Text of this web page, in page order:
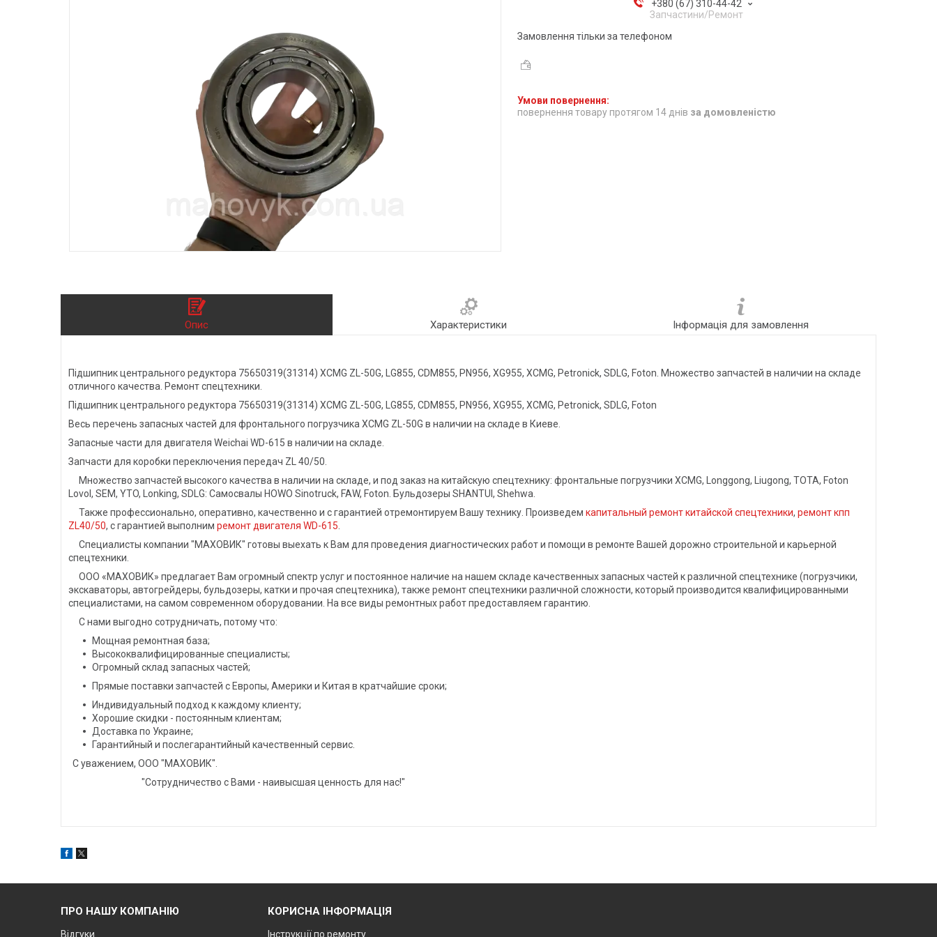
+380 (67) 310-44-42
Запчастини/Ремонт
Замовлення тільки за телефоном
повернення товару протягом 14 днів за домовленістю
Опис Характеристики Інформація для замовлення
Підшипник центрального редуктора 75650319(31314) XCMG ZL-50G, LG855, CDM855, PN956, XG955, XCMG, Petronick, SDLG, Foton. Множество запчастей в наличии на складе
отличного качества. Ремонт спецтехники.
Підшипник центрального редуктора 75650319(31314) XCMG ZL-50G, LG855, CDM855, PN956, XG955, XCMG, Petronick, SDLG, Foton
Весь перечень запасных частей для фронтального погрузчика XCMG ZL-50G в наличии на складе в Киеве.
Запасные части для двигателя Weichai WD-615 в наличии на складе.
Запчасти для коробки переключения передач ZL 40/50.
Множество запчастей высокого качества в наличии на складе, и под заказ на китайскую спецтехнику: фронтальные погрузчики XCMG, Longgong, Liugong, TOTA, Foton
Lovol, SEM, YTO, Lonking, SDLG: Самосвалы HOWO Sinotruck, FAW, Foton. Бульдозеры SHANTUI, Shehwa.
Также профессионально, оперативно, качественно и с гарантией отремонтируем Вашу технику. Произведем капитальный ремонт китайской спецтехники, ремонт кпп
ZL40/50, с гарантией выполним ремонт двигателя WD-615.
Специалисты компании "МАХОВИК" готовы выехать к Вам для проведения диагностических работ и помощи в ремонте Вашей дорожно строительной и карьерной
спецтехники.
ООО «МАХОВИК» предлагает Вам огромный спектр услуг и постоянное наличие на нашем складе качественных запасных частей к различной спецтехнике (погрузчики,
экскаваторы, автогрейдеры, бульдозеры, катки и прочая спецтехника), также ремонт спецтехники различной сложности, который производится квалифицированными
специалистами, на самом современном оборудовании. На все виды ремонтных работ предоставляем гарантию.
С нами выгодно сотрудничать, потому что:
Мощная ремонтная база;
Высококвалифицированные специалисты;
Огромный склад запасных частей;
Прямые поставки запчастей с Европы, Америки и Китая в кратчайшие сроки;
Индивидуальный подход к каждому клиенту;
Хорошие скидки - постоянным клиентам;
Доставка по Украине;
Гарантийный и послегарантийный качественный сервис.
С уважением, ООО "МАХОВИК".
"Сотрудничество с Вами - наивысшая ценность для нас!"
ПРО НАШУ КОМПАНІЮ
Відгуки
КОРИСНА ІНФОРМАЦІЯ
Інструкції по ремонту